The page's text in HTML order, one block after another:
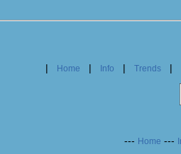
| Home | Info | Trends|
--- Home ---